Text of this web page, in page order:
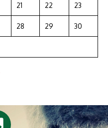
21 22 23
28 29 30